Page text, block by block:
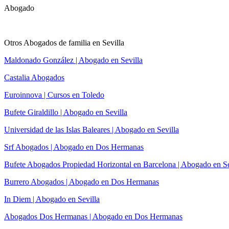
Abogado
Otros Abogados de familia en Sevilla
Maldonado González | Abogado en Sevilla
Castalia Abogados
Euroinnova | Cursos en Toledo
Bufete Giraldillo | Abogado en Sevilla
Universidad de las Islas Baleares | Abogado en Sevilla
Srf Abogados | Abogado en Dos Hermanas
Bufete Abogados Propiedad Horizontal en Barcelona | Abogado en
Burrero Abogados | Abogado en Dos Hermanas
In Diem | Abogado en Sevilla
Abogados Dos Hermanas | Abogado en Dos Hermanas